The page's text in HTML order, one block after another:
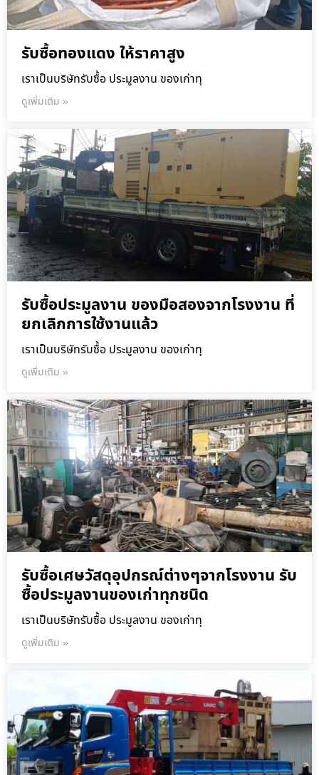
รับซื้อทองแดง ให้ราคาสูง
เราเป็นบริษัทรับซื้อ ประมูลงาน ของเก่าทุ
ดูเพิ่มเติม »
รับซื้อประมูลงาน ของมือสองจากโรงงาน ที่
ยกเลิกการใช้งานแล้ว
เราเป็นบริษัทรับซื้อ ประมูลงาน ของเก่าทุ
ดูเพิ่มเติม »
รับซื้อเศษวัสดุอุปกรณ์ต่างๆจากโรงงาน รับ
ซื้อประมูลงานของเก่าทุกชนิด
เราเป็นบริษัทรับซื้อ ประมูลงาน ของเก่าทุ
ดูเพิ่มเติม »